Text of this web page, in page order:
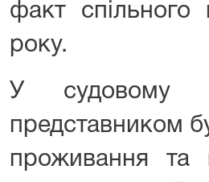
факт спільного
року.
У судовому
представником
проживання та